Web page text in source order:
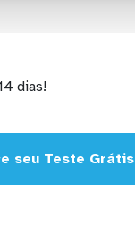
dias!
seu Teste Grátis